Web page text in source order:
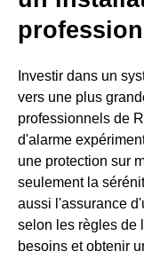
Investir dans un
vers une plus
professionnels de
d'alarme
une protection sur
seulement la
aussi l'assurance
selon les règles de
besoins et obtenir